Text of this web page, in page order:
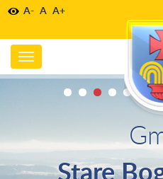
A- A A+
Toggle
navigation
Stare